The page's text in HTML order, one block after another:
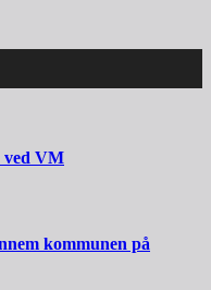
ved VM
kommunen på